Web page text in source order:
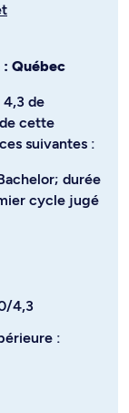
: Québec
4,3 de
cette
suivantes :
durée
cycle jugé
4,3
: